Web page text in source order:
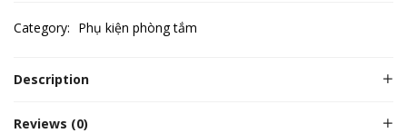
Category: Phụ kiện phòng tắm
Description
Reviews (0)